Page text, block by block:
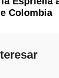
Colombia